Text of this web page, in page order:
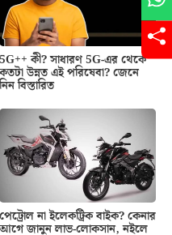
5G++ কী? সাধারণ 5G-এর থেকে
কতটা উন্নত এই পরিষেবা? জেনে
নিন বিস্তারিত
পেট্রোল না ইলেকট্রিক বাইক? কেনার
আগে জানুন লাভ-লোকসান, নইলে